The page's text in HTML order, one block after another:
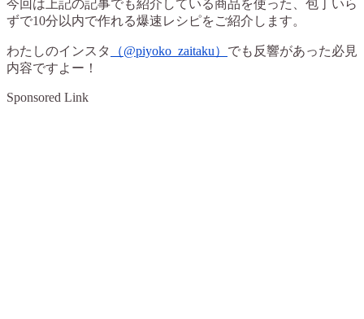
今回は上記の記事でも紹介している商品を使った、包丁いら
ずで10分以内で作れる爆速レシピをご紹介します。
わたしのインスタ （@piyoko_zaitaku） でも反響があった必見
内容ですよー！
Sponsored Link